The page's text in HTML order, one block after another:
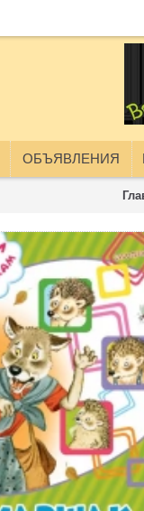
ОБЪЯВЛЕНИЯ